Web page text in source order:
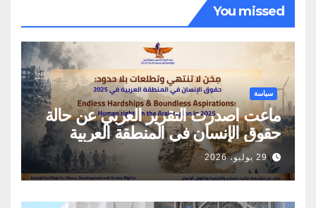
You missed
سياسة
ماعت اصدرت التقرير العربي عن حالة
حقوق الإنسان في المنطقة العربية
29 يوليو، 2026